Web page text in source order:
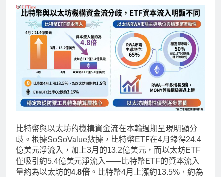
比特幣與以太坊的機構資金流在本輪週期呈現明顯分
歧。根據SoSoValue數據，比特幣ETF在4月錄得24.4
億美元淨流入，加上3月的13.2億美元，而以太坊ETF
僅吸引約5.4億美元淨流入——比特幣ETF的資本流入
量約為以太坊的4.8倍 。比特幣4月上漲約13.5%，約為